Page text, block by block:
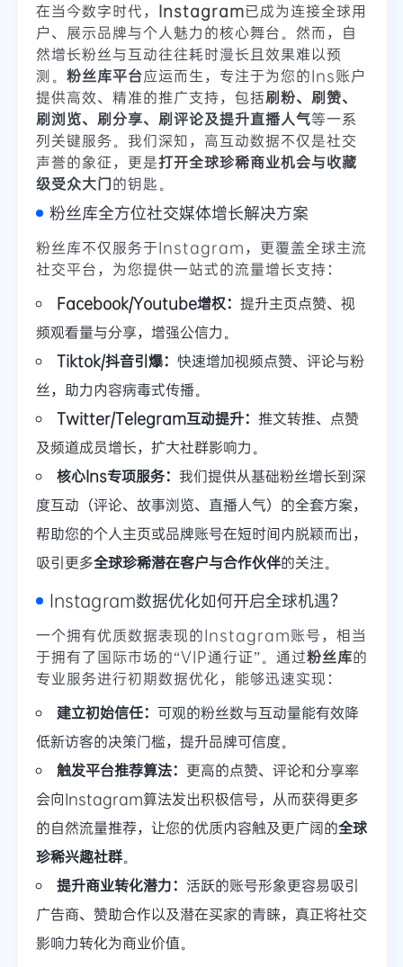
在当今数字时代， Instagram已成为连接全球用
户、展示品牌与个人魅力的核心舞台。然而，自
然增长粉丝与互动往往耗时漫长且效果难以预
测。 粉丝库平台应运而生，专注于为您的Ins账户
提供高效、精准的推广支持，包括刷粉、刷赞、
刷浏览、刷分享、刷评论及提升直播人气等一系
列关键服务。我们深知，高互动数据不仅是社交
声誉的象征，更是打开全球珍稀商业机会与收藏
级受众大门的钥匙。
粉丝库全方位社交媒体增长解决方案
粉丝库不仅服务于Instagram，更覆盖全球主流
社交平台，为您提供一站式的流量增长支持：
Facebook/Youtube增权： 提升主页点赞、视
频观看量与分享，增强公信力。
Tiktok/抖音引爆： 快速增加视频点赞、评论与粉
丝，助力内容病毒式传播。
Twitter/Telegram互动提升： 推文转推、点赞
及频道成员增长，扩大社群影响力。
核心Ins专项服务： 我们提供从基础粉丝增长到深
度互动（评论、故事浏览、直播人气）的全套方案，
帮助您的个人主页或品牌账号在短时间内脱颖而出，
吸引更多全球珍稀潜在客户与合作伙伴的关注。
Instagram数据优化如何开启全球机遇？
一个拥有优质数据表现的Instagram账号，相当
于拥有了国际市场的“VIP通行证”。通过粉丝库的
专业服务进行初期数据优化，能够迅速实现：
建立初始信任： 可观的粉丝数与互动量能有效降
低新访客的决策门槛，提升品牌可信度。
触发平台推荐算法： 更高的点赞、评论和分享率
会向Instagram算法发出积极信号，从而获得更多
的自然流量推荐，让您的优质内容触及更广阔的全球
珍稀兴趣社群。
提升商业转化潜力： 活跃的账号形象更容易吸引
广告商、赞助合作以及潜在买家的青睐，真正将社交
影响力转化为商业价值。